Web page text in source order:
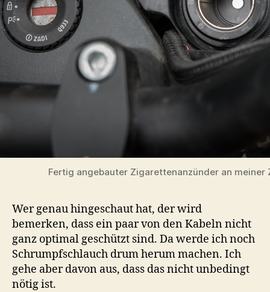
Fertig angebauter Zigarettenanzünder an meiner
Wer genau hingeschaut hat, der wird
bemerken, dass ein paar von den Kabeln nicht
ganz optimal geschützt sind. Da werde ich noch
Schrumpfschlauch drum herum machen. Ich
gehe aber davon aus, dass das nicht unbedingt
nötig ist.